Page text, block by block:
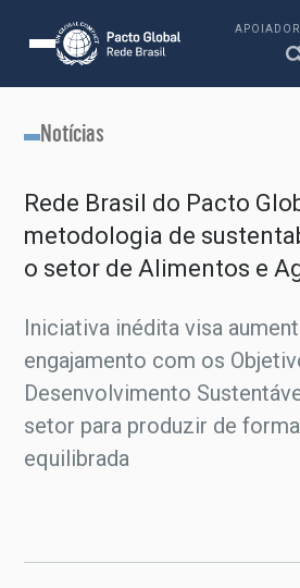
Notícias
Rede Brasil do Pacto
metodologia de
o setor de Alimentos e
Iniciativa inédita visa
engajamento com os
Desenvolvimento
setor para produzir de
equilibrada